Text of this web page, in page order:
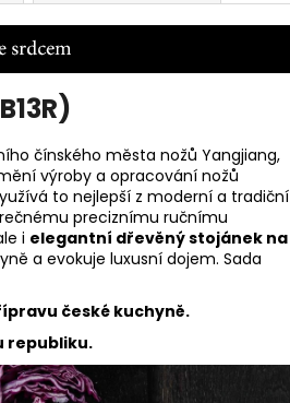
čínského města nožů Yangjiang,
výroby a opracování nožů
to nejlepší z moderní a tradiční
preciznímu ručnímu
i elegantní dřevěný stojánek na
a evokuje luxusní dojem. Sada
české kuchyně.
republiku.